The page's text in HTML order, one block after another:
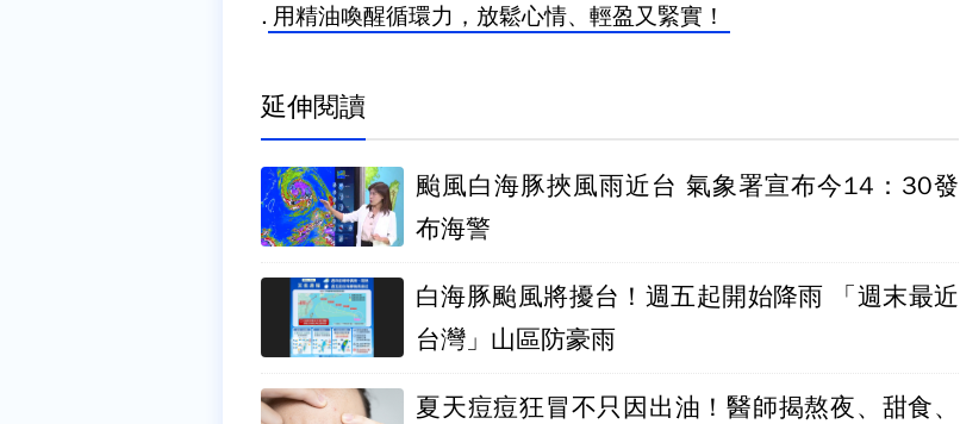
. 用精油喚醒循環力，放鬆心情、輕盈又緊實！
延伸閱讀
颱風白海豚挾風雨近台 氣象署宣布今14：30發
布海警
白海豚颱風將擾台！週五起開始降雨 「週末最近
台灣」山區防豪雨
夏天痘痘狂冒不只因出油！醫師揭熬夜、甜食、